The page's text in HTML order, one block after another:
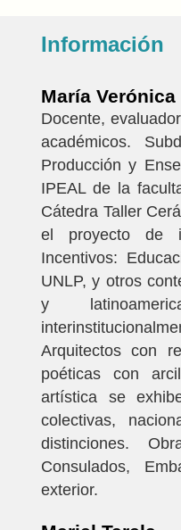
Información
María
Docente,
académicos.
Producción y
IPEAL de la
Cátedra Taller
el proyecto de
Incentivos:
UNLP, y otros
y
Arquitectos con
poéticas con
artística se
colectivas,
distinciones.
Consulados,
exterior.